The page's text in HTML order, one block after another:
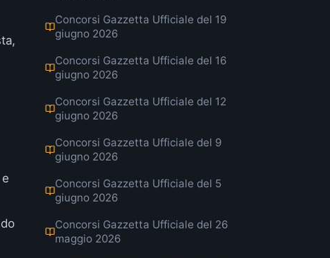
Concorsi Gazzetta Ufficiale del 19
giugno 2026
Concorsi Gazzetta Ufficiale del 16
giugno 2026
Concorsi Gazzetta Ufficiale del 12
giugno 2026
Concorsi Gazzetta Ufficiale del 9
giugno 2026
Concorsi Gazzetta Ufficiale del 5
giugno 2026
Concorsi Gazzetta Ufficiale del 26
maggio 2026